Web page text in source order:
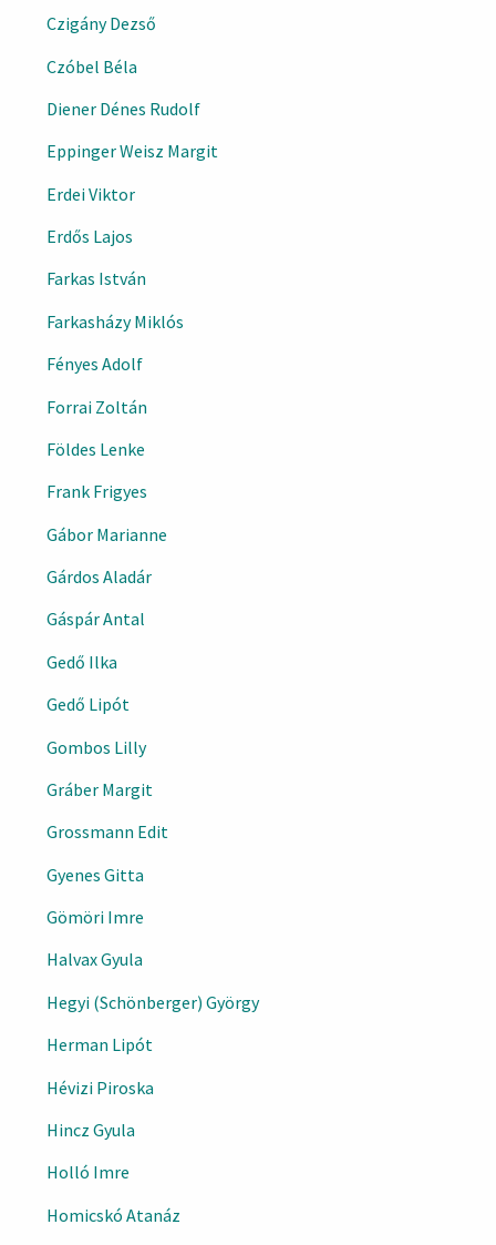
Czigány Dezső
Czóbel Béla
Diener Dénes Rudolf
Eppinger Weisz Margit
Erdei Viktor
Erdős Lajos
Farkas István
Farkasházy Miklós
Fényes Adolf
Forrai Zoltán
Földes Lenke
Frank Frigyes
Gábor Marianne
Gárdos Aladár
Gáspár Antal
Gedő Ilka
Gedő Lipót
Gombos Lilly
Gráber Margit
Grossmann Edit
Gyenes Gitta
Gömöri Imre
Halvax Gyula
Hegyi (Schönberger) György
Herman Lipót
Hévizi Piroska
Hincz Gyula
Holló Imre
Homicskó Atanáz